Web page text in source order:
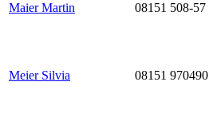
Maier Martin 08151 508-57
Meier Silvia 08151 970490